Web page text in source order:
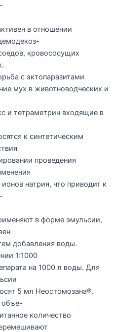
в отношении
кровососущих
с эктопаразитами
мух в животноводческих и
и тетраметрин входящие в
к синтетическим
проведения
натрия, что приводит к
в форме эмульсии,
добавления воды.
1:1000
на 1000 л воды. Для
5 мл Неостомозана®.
объе-
количество